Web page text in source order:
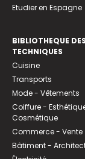
Etudier en Espagne
BIBLIOTHEQUE DES
TECHNIQUES
Cuisine
Transports
Mode - Vêtements
Coiffure -
Cosmétique
Commerce - Vente
Bâtiment -